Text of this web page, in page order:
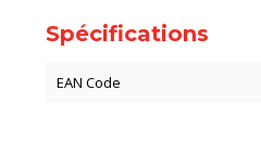
Spécifications
EAN Code